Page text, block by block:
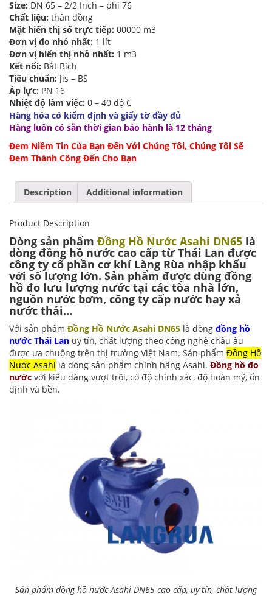
Size: DN 65 – 2/2 Inch – phi 76
Chất liệu: thân đồng
Mặt hiển thị số trực tiếp: 00000 m3
Đơn vị đo nhỏ nhất: 1 lít
Đơn vị hiển thị nhỏ nhất: 1 m3
Kết nối: Bắt Bích
Tiêu chuẩn: Jis – BS
Áp lực: PN 16
Nhiệt độ làm việc: 0 – 40 độ C
Hàng hóa có kiểm định và giấy tờ đầy đủ
Hàng luôn có sẵn thời gian bảo hành là 12 tháng
Đem Niềm Tin Của Bạn Đến Với Chúng Tôi, Chúng Tôi Sẽ
Đem Thành Công Đến Cho Bạn
Description Additional information
Product Description
Dòng sản phẩm Đồng Hồ Nước Asahi DN65 là
dòng đồng hồ nước cao cấp từ Thái Lan được
công ty cổ phần cơ khí Làng Rùa nhập khẩu
với số lượng lớn. Sản phẩm được dùng đồng
hồ đo lưu lượng nước tại các tòa nhà lớn,
nguồn nước bơm, công ty cấp nước hay xả
nước thải…
Với sản phẩm Đồng Hồ Nước Asahi DN65 là dòng đồng hồ
nước Thái Lan uy tín, chất lượng theo công nghệ châu âu
được ưa chuộng trên thị trường Việt Nam. Sản phẩm Đồng Hồ
Nước Asahi là dòng sản phẩm chính hãng Asahi. Đồng hồ đo
nước với kiểu dáng vượt trội, có độ chính xác, độ hoàn mỹ, ổn
định và bền.
Sản phẩm đồng hồ nước Asahi DN65 cao cấp, uy tín, chất lượng